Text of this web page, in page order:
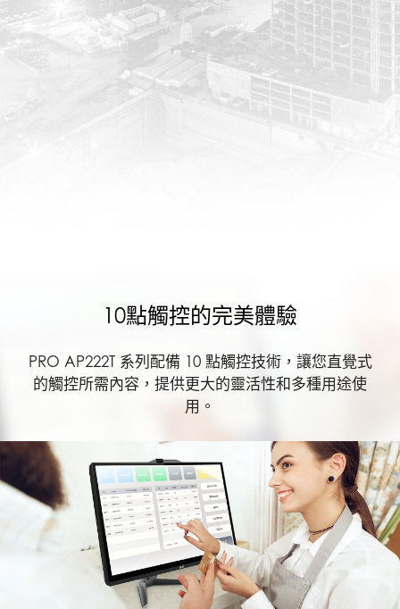
10點觸控的完美體驗
PRO AP222T 系列配備 10 點觸控技術，讓您直覺式
的觸控所需內容，提供更大的靈活性和多種用途使
用。